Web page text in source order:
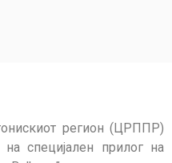
регион (ЦРППР)
специјален прилог на